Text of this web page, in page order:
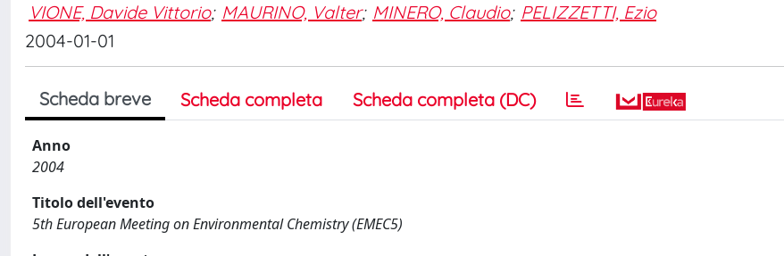
VIONE, Davide Vittorio; MAURINO, Valter; MINERO, Claudio; PELIZZETTI, Ezio
2004-01-01
Scheda breve Scheda completa Scheda completa (DC)
Anno
2004
Titolo dell'evento
5th European Meeting on Environmental Chemistry (EMEC5)